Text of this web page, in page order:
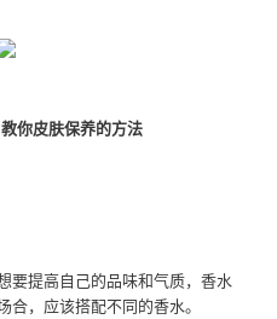
你皮肤保养的方法
要提高自己的品味和气质，香水
，应该搭配不同的香水。